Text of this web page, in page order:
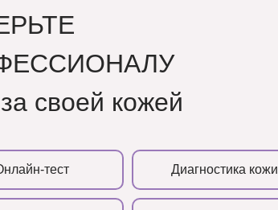
своей кожей
тест Диагностика кожи